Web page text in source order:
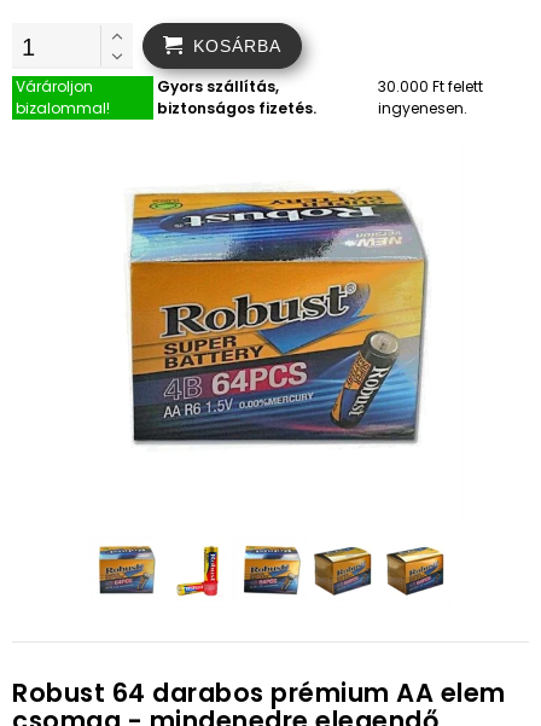
KOSÁRBA
Várároljon
bizalommal!
Gyors szállítás,
biztonságos fizetés.
30.000 Ft felett
ingyenesen.
Robust 64 darabos prémium AA elem